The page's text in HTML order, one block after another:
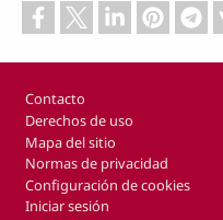
Footer
Contacto
Derechos de uso
Mapa del sitio
Normas de privacidad
Configuración de cookies
Iniciar sesión